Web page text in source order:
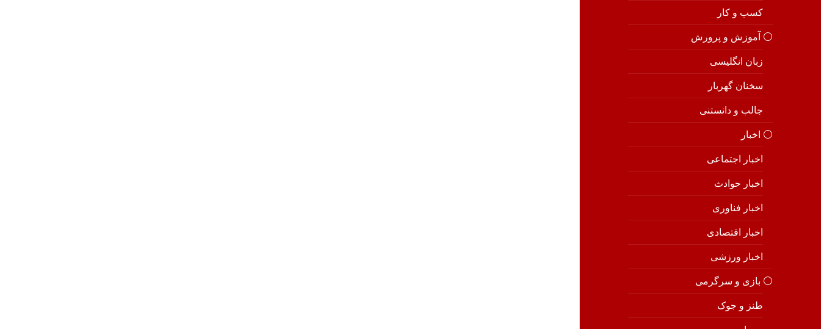
کسب و کار
⚪️ آموزش و پرورش
زبان انگلیسی
سخنان گهربار
جالب و دانستنی
⚪️ اخبار
اخبار اجتماعی
اخبار حوادث
اخبار فناوری
اخبار اقتصادی
اخبار ورزشی
⚪️ بازی و سرگرمی
طنز و جوک